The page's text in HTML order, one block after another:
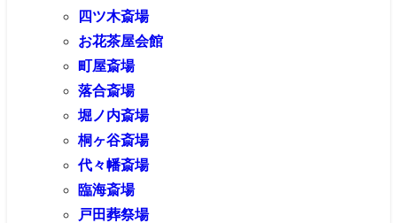
四ツ木斎場
お花茶屋会館
町屋斎場
落合斎場
堀ノ内斎場
桐ヶ谷斎場
代々幡斎場
臨海斎場
戸田葬祭場